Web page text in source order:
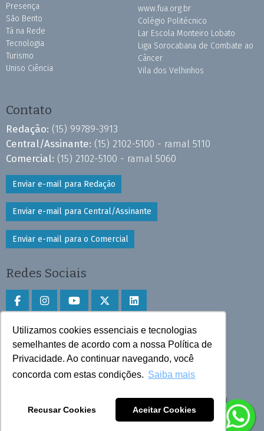
Utilizamos cookies essenciais e tecnologias
semelhantes de acordo com a nossa Política de
Privacidade. Ao continuar navegando, você
concorda com estas condições. Saiba mais
Recusar Cookies Aceitar Cookies
Presença
São Bento
Tá na Rede
Tecnologia
Turismo
Uniso Ciência
www.fua.org.br
Colégio Politécnico
Lar Escola Monteiro Lobato
Liga Sorocabana de Combate ao
Câncer
Vila dos Velhinhos
Contato
Redação: (15) 99789-3913
Central/Assinante: (15) 2102-5100 - ramal 5110
Comercial: (15) 2102-5100 - ramal 5060
Enviar e-mail para Redação
Enviar e-mail para Central/Assinante
Enviar e-mail para o Comercial
Redes Sociais
Faça download do aplicativo
Play Store e App Store
Todos os direitos reservados © 2025 Cruzeiro do Sul